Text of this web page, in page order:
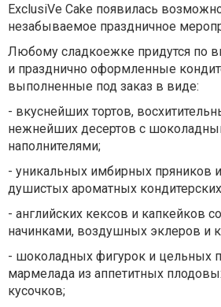
ExclusiVe Cake появилась
незабываемое праздничное
Любому сладкоежке придутся по
и празднично оформленные
выполненные под заказ в виде:
- вкуснейших тортов,
нежнейших десертов с
наполнителями;
- уникальных имбирных пряников
душистых ароматных
- английских кексов и капкейков
начинками, воздушных эклеров и
- шоколадных фигурок и цельных
мармелада из аппетитных
кусочков;